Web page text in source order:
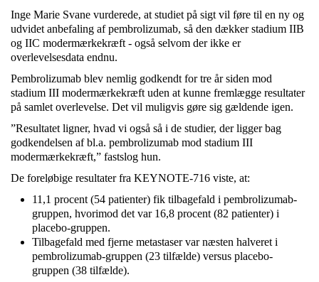
Inge Marie Svane vurderede, at studiet på sigt vil føre til en ny og
udvidet anbefaling af pembrolizumab, så den dækker stadium IIB
og IIC modermærkekræft - også selvom der ikke er
overlevelsesdata endnu.
Pembrolizumab blev nemlig godkendt for tre år siden mod
stadium III modermærkekræft uden at kunne fremlægge resultater
på samlet overlevelse. Det vil muligvis gøre sig gældende igen.
”Resultatet ligner, hvad vi også så i de studier, der ligger bag
godkendelsen af bl.a. pembrolizumab mod stadium III
modermærkekræft,” fastslog hun.
De foreløbige resultater fra KEYNOTE-716 viste, at:
11,1 procent (54 patienter) fik tilbagefald i pembrolizumab-
gruppen, hvorimod det var 16,8 procent (82 patienter) i
placebo-gruppen.
Tilbagefald med fjerne metastaser var næsten halveret i
pembrolizumab-gruppen (23 tilfælde) versus placebo-
gruppen (38 tilfælde).